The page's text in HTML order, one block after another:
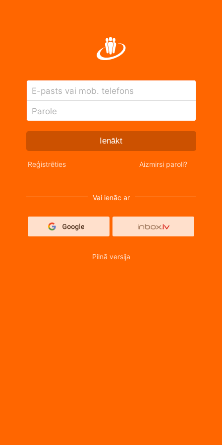
E-pasts vai mob. telefons
Parole
Ienākt
Reģistrēties Aizmirsi paroli?
Vai ienāc ar
Pilnā versija